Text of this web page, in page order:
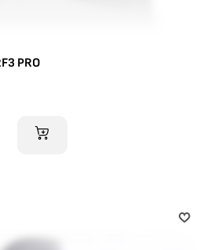
PRO
AJOUTER AU PANIER